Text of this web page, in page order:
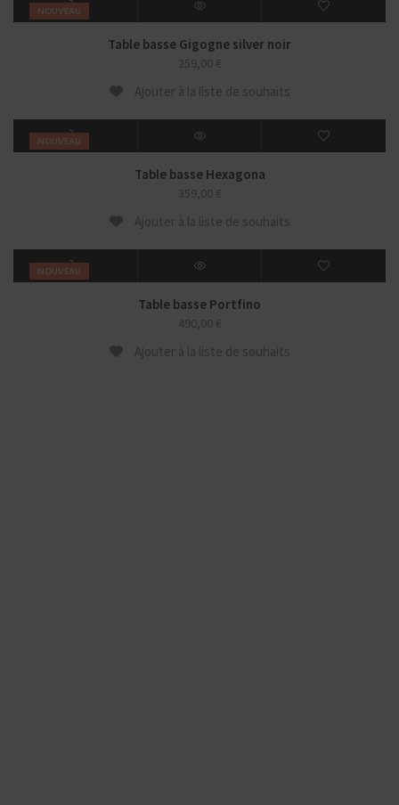
NOUVEAU
Table basse Gigogne silver noir
259,00 €
Ajouter à la liste de souhaits
NOUVEAU
Table basse Hexagona
359,00 €
Ajouter à la liste de souhaits
NOUVEAU
Table basse Portfino
490,00 €
Ajouter à la liste de souhaits